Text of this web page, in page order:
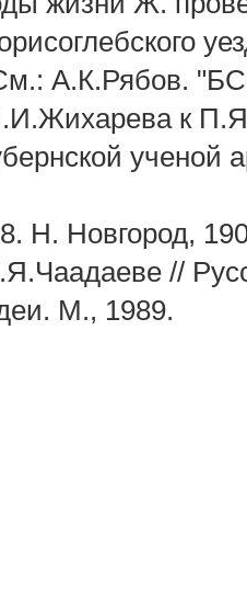
А.К.Рябов.
к
ученой
Н. Новгород,
//
М., 1989.